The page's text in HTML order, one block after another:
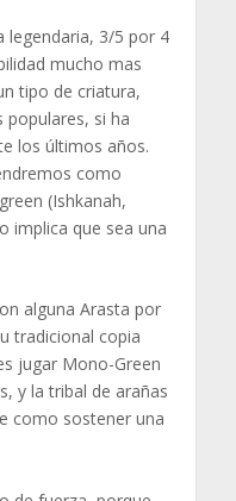
legendaria, 3/5 por 4
mucho mas
tipo de criatura,
populares, si ha
los últimos años.
como
(Ishkanah,
implica que sea una
alguna Arasta por
tradicional copia
jugar Mono-Green
y la tribal de arañas
como sostener una